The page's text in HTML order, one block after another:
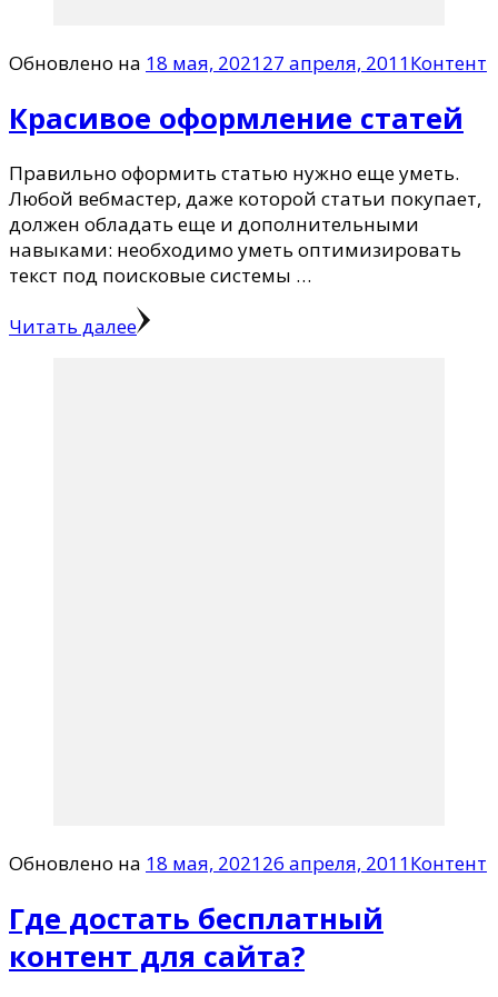
Обновлено на 18 мая, 202127 апреля, 2011Контент
Красивое оформление статей
Правильно оформить статью нужно еще уметь.
Любой вебмастер, даже которой статьи покупает,
должен обладать еще и дополнительными
навыками: необходимо уметь оптимизировать
текст под поисковые системы …
Читать далее
Обновлено на 18 мая, 202126 апреля, 2011Контент
Где достать бесплатный
контент для сайта?